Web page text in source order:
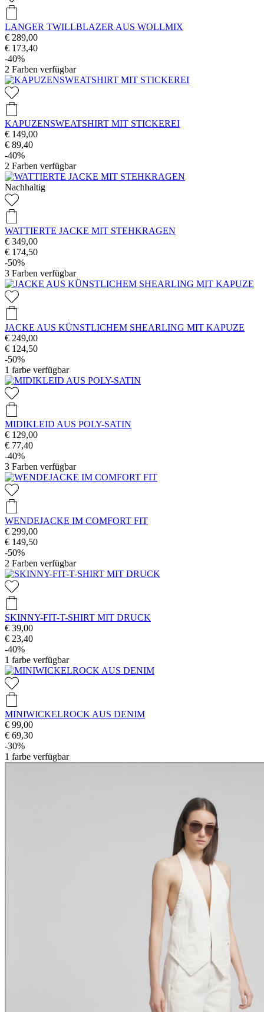
LANGER TWILLBLAZER AUS WOLLMIX
€ 289,00
€ 173,40
-40%
2 Farben verfügbar
KAPUZENSWEATSHIRT MIT STICKEREI
€ 149,00
€ 89,40
-40%
2 Farben verfügbar
Nachhaltig
WATTIERTE JACKE MIT STEHKRAGEN
€ 349,00
€ 174,50
-50%
3 Farben verfügbar
JACKE AUS KÜNSTLICHEM SHEARLING MIT KAPUZE
€ 249,00
€ 124,50
-50%
1 farbe verfügbar
MIDIKLEID AUS POLY-SATIN
€ 129,00
€ 77,40
-40%
3 Farben verfügbar
WENDEJACKE IM COMFORT FIT
€ 299,00
€ 149,50
-50%
2 Farben verfügbar
SKINNY-FIT-T-SHIRT MIT DRUCK
€ 39,00
€ 23,40
-40%
1 farbe verfügbar
MINIWICKELROCK AUS DENIM
€ 99,00
€ 69,30
-30%
1 farbe verfügbar